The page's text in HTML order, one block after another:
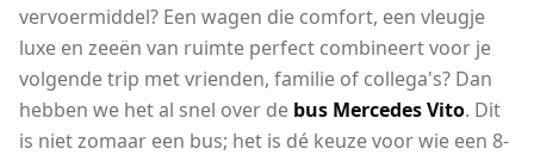
vervoermiddel? Een wagen die comfort, een vleugje
luxe en zeeën van ruimte perfect combineert voor je
volgende trip met vrienden, familie of collega's? Dan
hebben we het al snel over de bus Mercedes Vito. Dit
is niet zomaar een bus; het is dé keuze voor wie een 8-